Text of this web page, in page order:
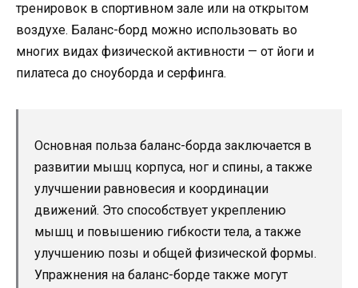
тренировок в спортивном зале или на открытом
воздухе. Баланс-борд можно использовать во
многих видах физической активности — от йоги и
пилатеса до сноуборда и серфинга.
Основная польза баланс-борда заключается в
развитии мышц корпуса, ног и спины, а также
улучшении равновесия и координации
движений. Это способствует укреплению
мышц и повышению гибкости тела, а также
улучшению позы и общей физической формы.
Упражнения на баланс-борде также могут